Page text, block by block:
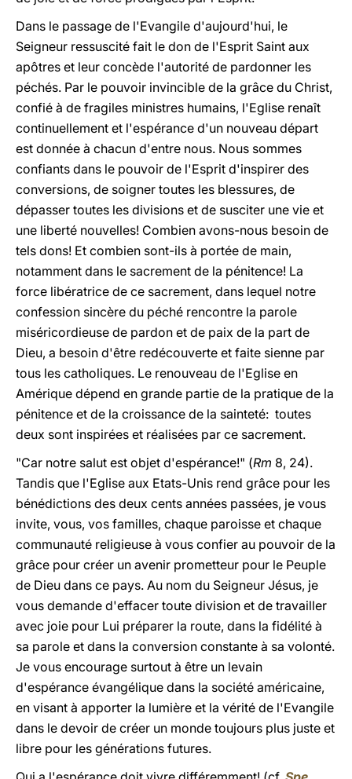
Dans le passage de l'Evangile d'aujourd'hui, le
Seigneur ressuscité fait le don de l'Esprit Saint aux
apôtres et leur concède l'autorité de pardonner les
péchés. Par le pouvoir invincible de la grâce du Christ,
confié à de fragiles ministres humains, l'Eglise renaît
continuellement et l'espérance d'un nouveau départ
est donnée à chacun d'entre nous. Nous sommes
confiants dans le pouvoir de l'Esprit d'inspirer des
conversions, de soigner toutes les blessures, de
dépasser toutes les divisions et de susciter une vie et
une liberté nouvelles! Combien avons-nous besoin de
tels dons! Et combien sont-ils à portée de main,
notamment dans le sacrement de la pénitence! La
force libératrice de ce sacrement, dans lequel notre
confession sincère du péché rencontre la parole
miséricordieuse de pardon et de paix de la part de
Dieu, a besoin d'être redécouverte et faite sienne par
tous les catholiques. Le renouveau de l'Eglise en
Amérique dépend en grande partie de la pratique de la
pénitence et de la croissance de la sainteté: toutes
deux sont inspirées et réalisées par ce sacrement.
"Car notre salut est objet d'espérance!" (Rm 8, 24).
Tandis que l'Eglise aux Etats-Unis rend grâce pour les
bénédictions des deux cents années passées, je vous
invite, vous, vos familles, chaque paroisse et chaque
communauté religieuse à vous confier au pouvoir de la
grâce pour créer un avenir prometteur pour le Peuple
de Dieu dans ce pays. Au nom du Seigneur Jésus, je
vous demande d'effacer toute division et de travailler
avec joie pour Lui préparer la route, dans la fidélité à
sa parole et dans la conversion constante à sa volonté.
Je vous encourage surtout à être un levain
d'espérance évangélique dans la société américaine,
en visant à apporter la lumière et la vérité de l'Evangile
dans le devoir de créer un monde toujours plus juste et
libre pour les générations futures.